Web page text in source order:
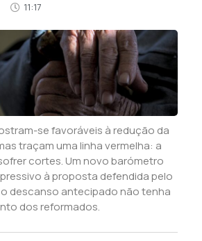
11:17
se favoráveis à redução da
traçam uma linha vermelha: a
cortes. Um novo barómetro
à proposta defendida pelo
o descanso antecipado não tenha
dos reformados.